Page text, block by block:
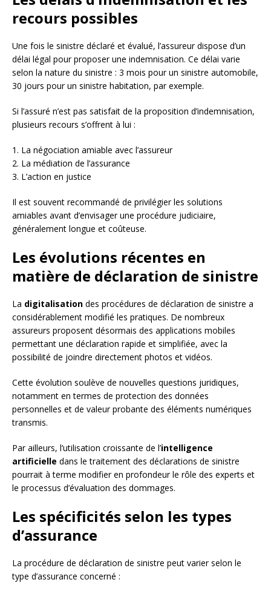
recours possibles
Une fois le sinistre déclaré et évalué, l’assureur dispose d’un
délai légal pour proposer une indemnisation. Ce délai varie
selon la nature du sinistre : 3 mois pour un sinistre automobile,
30 jours pour un sinistre habitation, par exemple.
Si l’assuré n’est pas satisfait de la proposition d’indemnisation,
plusieurs recours s’offrent à lui :
1. La négociation amiable avec l’assureur
2. La médiation de l’assurance
3. L’action en justice
Il est souvent recommandé de privilégier les solutions
amiables avant d’envisager une procédure judiciaire,
généralement longue et coûteuse.
Les évolutions récentes en
matière de déclaration de sinistre
La digitalisation des procédures de déclaration de sinistre a
considérablement modifié les pratiques. De nombreux
assureurs proposent désormais des applications mobiles
permettant une déclaration rapide et simplifiée, avec la
possibilité de joindre directement photos et vidéos.
Cette évolution soulève de nouvelles questions juridiques,
notamment en termes de protection des données
personnelles et de valeur probante des éléments numériques
transmis.
Par ailleurs, l’utilisation croissante de l’intelligence
artificielle dans le traitement des déclarations de sinistre
pourrait à terme modifier en profondeur le rôle des experts et
le processus d’évaluation des dommages.
Les spécificités selon les types
d’assurance
La procédure de déclaration de sinistre peut varier selon le
type d’assurance concerné :